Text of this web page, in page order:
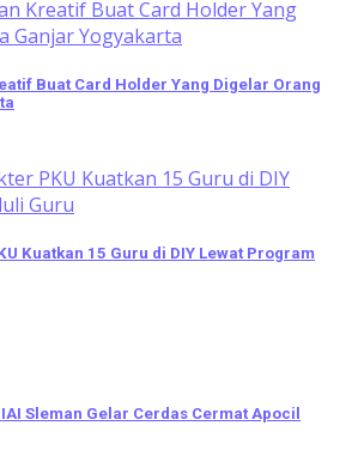
Buat Card Holder Yang Digelar Orang
Kuatkan 15 Guru di DIY Lewat Program
Sleman Gelar Cerdas Cermat Apocil